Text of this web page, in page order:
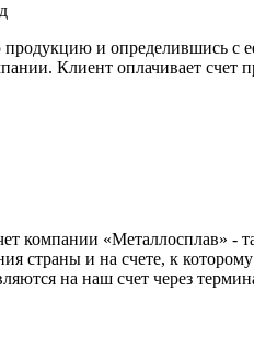
и определившись с
Клиент оплачивает счет
компании «Металлосплав» -
страны и на счете, к
на наш счет через